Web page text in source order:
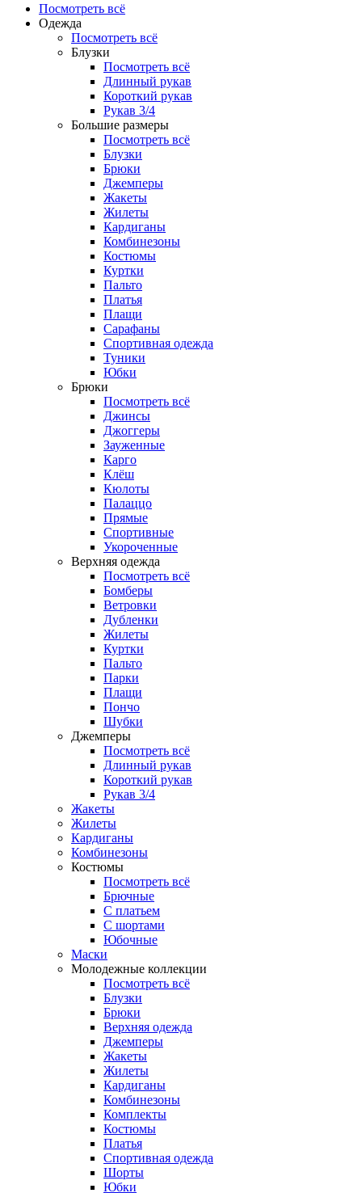
Посмотреть всё
Одежда
Посмотреть всё
Блузки
Посмотреть всё
Длинный рукав
Короткий рукав
Рукав 3/4
Большие размеры
Посмотреть всё
Блузки
Брюки
Джемперы
Жакеты
Жилеты
Кардиганы
Комбинезоны
Костюмы
Куртки
Пальто
Платья
Плащи
Сарафаны
Спортивная одежда
Туники
Юбки
Брюки
Посмотреть всё
Джинсы
Джоггеры
Зауженные
Карго
Клёш
Кюлоты
Палаццо
Прямые
Спортивные
Укороченные
Верхняя одежда
Посмотреть всё
Бомберы
Ветровки
Дубленки
Жилеты
Куртки
Пальто
Парки
Плащи
Пончо
Шубки
Джемперы
Посмотреть всё
Длинный рукав
Короткий рукав
Рукав 3/4
Жакеты
Жилеты
Кардиганы
Комбинезоны
Костюмы
Посмотреть всё
Брючные
С платьем
С шортами
Юбочные
Маски
Молодежные коллекции
Посмотреть всё
Блузки
Брюки
Верхняя одежда
Джемперы
Жакеты
Жилеты
Кардиганы
Комбинезоны
Комплекты
Костюмы
Платья
Спортивная одежда
Шорты
Юбки